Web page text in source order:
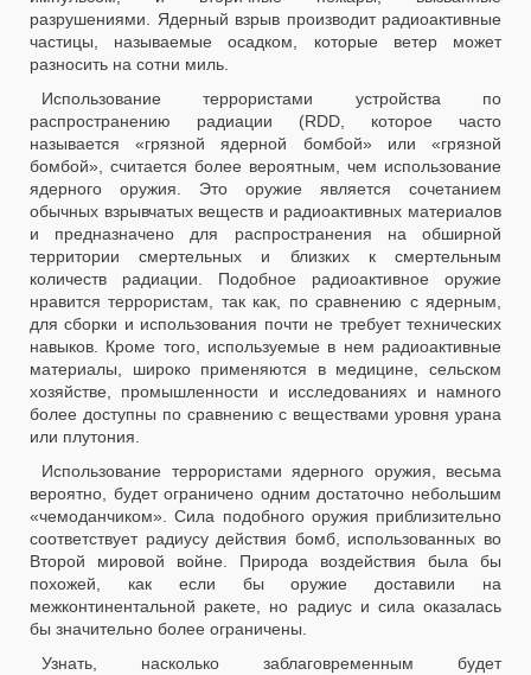
разрушениями. Ядерный взрыв производит радиоактивные
частицы, называемые осадком, которые ветер может
разносить на сотни миль.
Использование террористами устройства по
распространению радиации (RDD, которое часто
называется «грязной ядерной бомбой» или «грязной
бомбой», считается более вероятным, чем использование
ядерного оружия. Это оружие является сочетанием
обычных взрывчатых веществ и радиоактивных материалов
и предназначено для распространения на обширной
территории смертельных и близких к смертельным
количеств радиации. Подобное радиоактивное оружие
нравится террористам, так как, по сравнению с ядерным,
для сборки и использования почти не требует технических
навыков. Кроме того, используемые в нем радиоактивные
материалы, широко применяются в медицине, сельском
хозяйстве, промышленности и исследованиях и намного
более доступны по сравнению с веществами уровня урана
или плутония.
Использование террористами ядерного оружия, весьма
вероятно, будет ограничено одним достаточно небольшим
«чемоданчиком». Сила подобного оружия приблизительно
соответствует радиусу действия бомб, использованных во
Второй мировой войне. Природа воздействия была бы
похожей, как если бы оружие доставили на
межконтинентальной ракете, но радиус и сила оказалась
бы значительно более ограничены.
Узнать, насколько заблаговременным будет